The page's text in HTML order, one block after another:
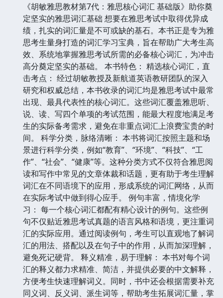
《胡敏雅思教材第7代：雅思核心词汇 基础版》助你奠
定坚实的雅思词汇基础 想要在雅思考试中取得优异成
绩，扎实的词汇量是不可或缺的基石。本书正是专为雅
思考生量身打造的词汇学习宝典，旨在帮助广大考生高
效、系统地掌握雅思考试所需的必备核心词汇，为冲击
高分奠定坚实的基础。 本书特色： 精选核心词汇，直
击考点： 经过胡敏教授及新航道英语教研团队的深入
研究和权威总结，本书收录的词汇均是雅思考试中最常
出现、最具代表性的核心词汇。这些词汇覆盖雅思听、
说、读、写四个单项的考试范围，能最大程度地满足考
生的实际备考需求，避免在非重点词汇上浪费宝贵的时
间。 科学分类，脉络清晰： 本书将词汇按照主题和场
景进行科学分类，例如“教育”、“环境”、“科技”、“工
作”、“社会”、“健康”等。这种分类方式不仅符合雅思阅
读和写作中常见的文章体裁和话题，更有助于考生理解
词汇在不同语境下的应用，形成系统的词汇网络，从而
在实际考试中做到得心应手。 例句丰富，情境化学
习： 每一个核心词汇都配有精心设计的例句。这些例
句不仅贴近雅思考试真题的语言风格和语境，更注重词
汇的实际应用。通过阅读例句，考生可以直观地了解词
汇的用法、搭配以及在句子中的作用，从而加深理解，
避免死记硬背。 释义精准，易于理解： 本书对每个词
汇的释义都力求精准、简洁，并提供必要的中文解释，
方便考生快速理解词义。同时，书中还会根据需要补充
同义词、反义词、派生词等，帮助考生拓展词汇量，掌